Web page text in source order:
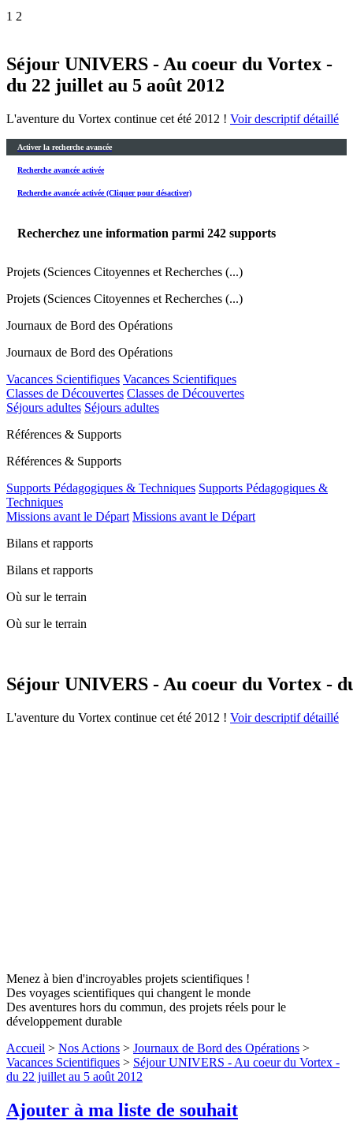
1 2
Séjour UNIVERS - Au coeur du Vortex -
du 22 juillet au 5 août 2012
L'aventure du Vortex continue cet été 2012 ! Voir descriptif détaillé
Activer la recherche avancée
Recherche avancée activée
Recherche avancée activée (Cliquer pour désactiver)
Recherchez une information parmi 242 supports
Projets (Sciences Citoyennes et Recherches (...)
Projets (Sciences Citoyennes et Recherches (...)
Journaux de Bord des Opérations
Journaux de Bord des Opérations
Vacances Scientifiques Vacances Scientifiques
Classes de Découvertes Classes de Découvertes
Séjours adultes Séjours adultes
Références & Supports
Références & Supports
Supports Pédagogiques & Techniques Supports Pédagogiques &
Techniques
Missions avant le Départ Missions avant le Départ
Bilans et rapports
Bilans et rapports
Où sur le terrain
Où sur le terrain
Séjour UNIVERS - Au coeur du Vortex -
L'aventure du Vortex continue cet été 2012 ! Voir descriptif détaillé
Menez à bien d'incroyables projets scientifiques !
Des voyages scientifiques qui changent le monde
Des aventures hors du commun, des projets réels pour le
développement durable
Accueil > Nos Actions > Journaux de Bord des Opérations >
Vacances Scientifiques > Séjour UNIVERS - Au coeur du Vortex -
du 22 juillet au 5 août 2012
Ajouter à ma liste de souhait